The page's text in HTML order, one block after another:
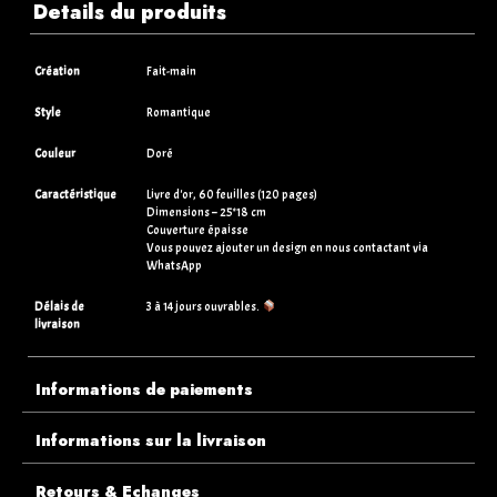
Details du produits
Création Fait-main
Style Romantique
Couleur Doré
Caractéristique
Livre d'or, 60 feuilles (120 pages)
Dimensions – 25*18 cm
Couverture épaisse
Vous pouvez ajouter un design en nous contactant via
WhatsApp
Délais de
livraison
3 à 14 jours ouvrables.
Informations de paiements
Informations sur la livraison
Retours & Echanges